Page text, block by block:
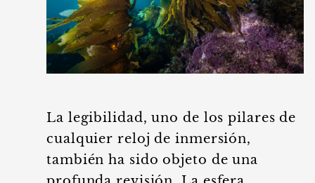
La legibilidad, uno de los pilares de
cualquier reloj de inmersión,
también ha sido objeto de una